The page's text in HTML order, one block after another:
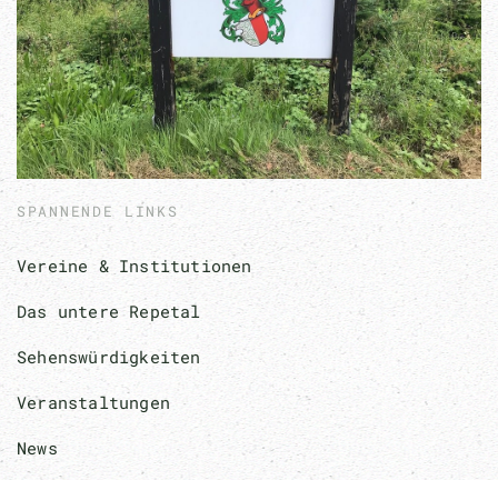
SPANNENDE LINKS
Vereine & Institutionen
Das untere Repetal
Sehenswürdigkeiten
Veranstaltungen
News